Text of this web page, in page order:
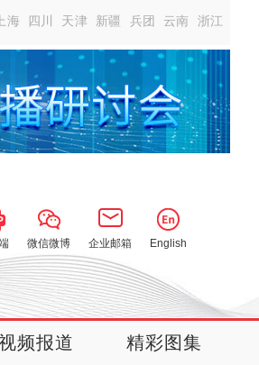
上海 四川 天津 新疆 兵团 云南 浙江
微信微博 企业邮箱 English
频报道 精彩图集